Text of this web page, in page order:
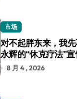
市场
对不起胖东来，我
永辉的“休克疗法”
8 月 4 , 2026